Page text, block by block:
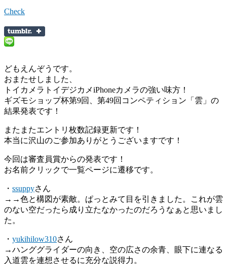
Check
どもえんぞうです。
おまたせしました、
トイカメラトイデジカメiPhoneカメラの強い味方！
ギズモショップ杯第9回、第49回コンペティション「雲」の
結果発表です！
またまたエントリ枚数記録更新です！
本当に沢山のご参加ありがとうございますです！
今回は審査員賞からの発表です！
お名前クリックで一覧ページに遷移です。
・ ssuppyさん
→→色と構図が素敵。ぱっとみて目を引きました。これが雲
のない空だったら成り立たなかったのだろうなぁと思いまし
た。
・ yukihilow310さん
→ハンググライダーの向き、空の広さの余青、眼下に連なる
入道雲を連想させるに充分な説得力。